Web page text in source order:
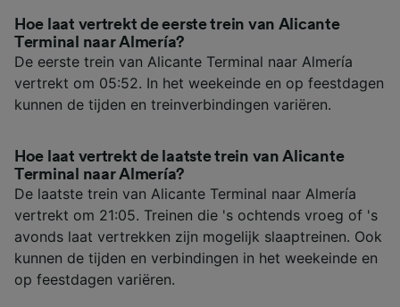
Hoe laat vertrekt de eerste trein van Alicante
Terminal naar Almería?
De eerste trein van Alicante Terminal naar Almería
vertrekt om 05:52. In het weekeinde en op feestdagen
kunnen de tijden en treinverbindingen variëren.
Hoe laat vertrekt de laatste trein van Alicante
Terminal naar Almería?
De laatste trein van Alicante Terminal naar Almería
vertrekt om 21:05. Treinen die 's ochtends vroeg of 's
avonds laat vertrekken zijn mogelijk slaaptreinen. Ook
kunnen de tijden en verbindingen in het weekeinde en
op feestdagen variëren.